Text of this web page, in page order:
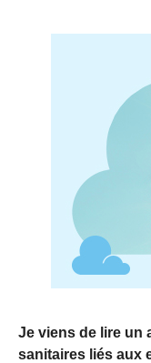
Je viens de lire un
sanitaires liés aux